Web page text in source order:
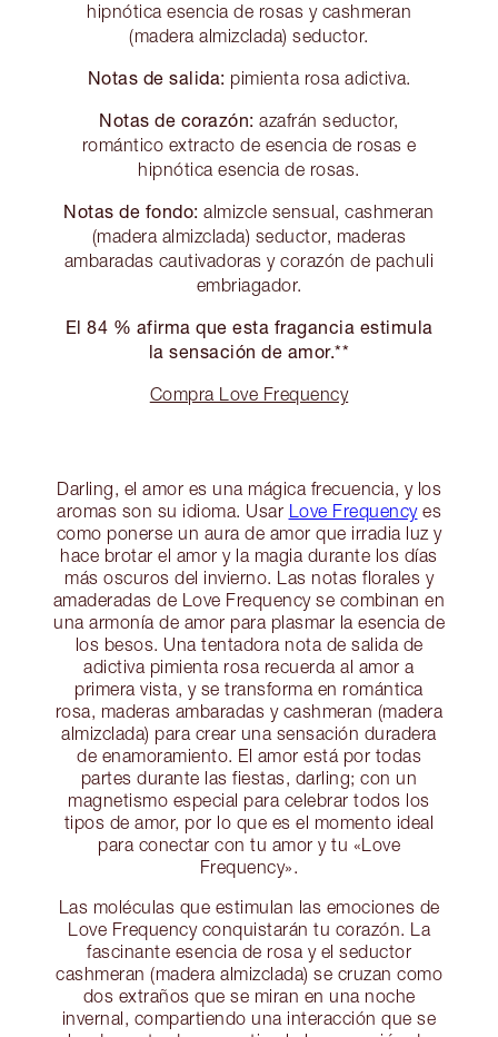
hipnótica esencia de rosas y cashmeran
(madera almizclada) seductor.
Notas de salida: pimienta rosa adictiva.
Notas de corazón: azafrán seductor,
romántico extracto de esencia de rosas e
hipnótica esencia de rosas.
Notas de fondo: almizcle sensual, cashmeran
(madera almizclada) seductor, maderas
ambaradas cautivadoras y corazón de pachuli
embriagador.
El 84 % afirma que esta fragancia estimula
la sensación de amor.**
Compra Love Frequency
Darling, el amor es una mágica frecuencia, y los
aromas son su idioma. Usar Love Frequencyes
como ponerse un aura de amor que irradia luz y
hace brotar el amor y la magia durante los días
más oscuros del invierno. Las notas florales y
amaderadas de Love Frequency se combinan en
una armonía de amor para plasmar la esencia de
los besos. Una tentadora nota de salida de
adictiva pimienta rosa recuerda al amor a
primera vista, y se transforma en romántica
rosa, maderas ambaradas y cashmeran (madera
almizclada) para crear una sensación duradera
de enamoramiento. El amor está por todas
partes durante las fiestas, darling; con un
magnetismo especial para celebrar todos los
tipos de amor, por lo que es el momento ideal
para conectar con tu amor y tu «Love
Frequency».
Las moléculas que estimulan las emociones de
Love Frequency conquistarán tu corazón. La
fascinante esencia de rosa y el seductor
cashmeran (madera almizclada) se cruzan como
dos extraños que se miran en una noche
invernal, compartiendo una interacción que se